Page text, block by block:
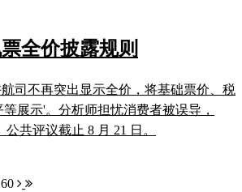
全价披露规则
司不再突出显示全价，将基础票价、税
展示'。分析师担忧消费者被误导，
公共评议截止 8 月 21 日。